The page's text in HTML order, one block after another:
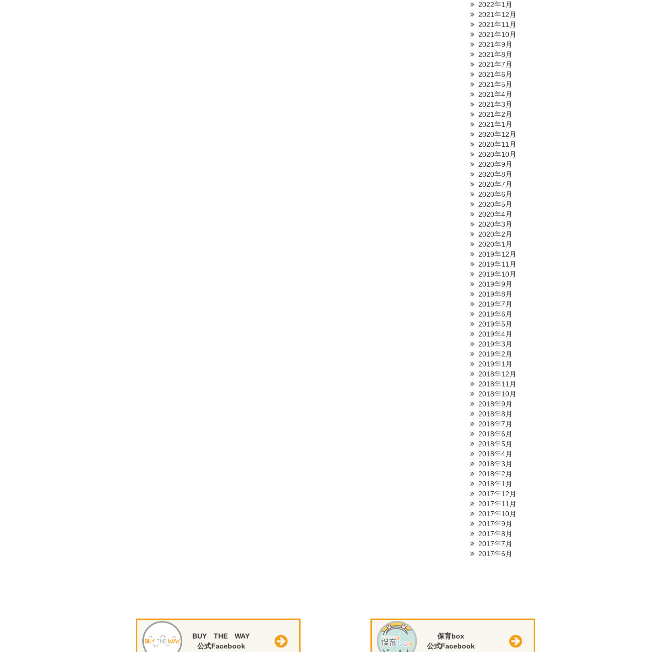
2022年1月
2021年12月
2021年11月
2021年10月
2021年9月
2021年8月
2021年7月
2021年6月
2021年5月
2021年4月
2021年3月
2021年2月
2021年1月
2020年12月
2020年11月
2020年10月
2020年9月
2020年8月
2020年7月
2020年6月
2020年5月
2020年4月
2020年3月
2020年2月
2020年1月
2019年12月
2019年11月
2019年10月
2019年9月
2019年8月
2019年7月
2019年6月
2019年5月
2019年4月
2019年3月
2019年2月
2019年1月
2018年12月
2018年11月
2018年10月
2018年9月
2018年8月
2018年7月
2018年6月
2018年5月
2018年4月
2018年3月
2018年2月
2018年1月
2017年12月
2017年11月
2017年10月
2017年9月
2017年8月
2017年7月
2017年6月
BUY THE WAY
公式Facebook
保育box
公式Facebook